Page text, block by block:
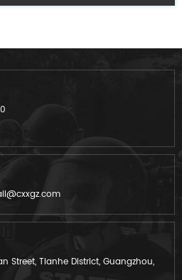
Street, Tianhe District, Guangzhou,